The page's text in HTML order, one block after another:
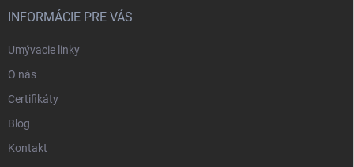
INFORMÁCIE PRE VÁS
Umývacie linky
O nás
Certifikáty
Blog
Kontakt